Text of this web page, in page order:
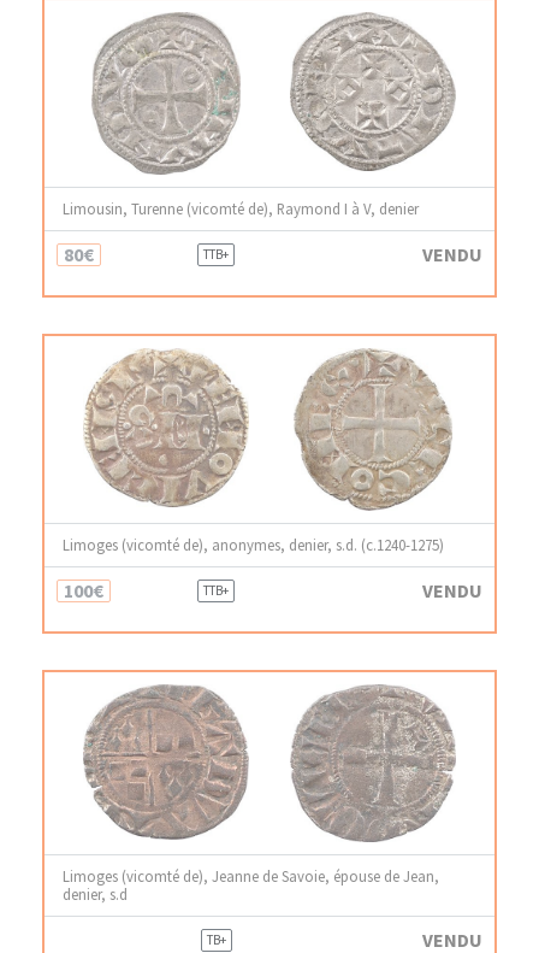
Limousin, Turenne (vicomté de), Raymond I à V, denier
80€ TTB+ VENDU
Limoges (vicomté de), anonymes, denier, s.d. (c.1240-1275)
100€ TTB+ VENDU
Limoges (vicomté de), Jeanne de Savoie, épouse de Jean,
denier, s.d
TB+ VENDU